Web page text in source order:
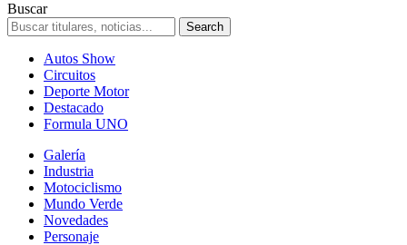
Buscar
Autos Show
Circuitos
Deporte Motor
Destacado
Formula UNO
Galería
Industria
Motociclismo
Mundo Verde
Novedades
Personaje